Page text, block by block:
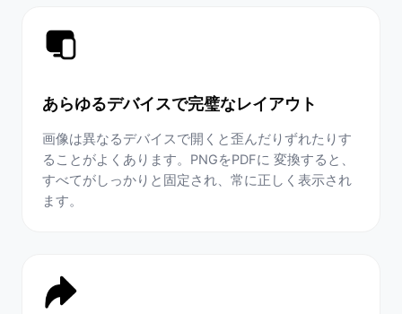
あらゆるデバイスで完璧なレイアウト
画像は異なるデバイスで開くと歪んだりずれたりす
ることがよくあります。PNGをPDFに 変換すると、
すべてがしっかりと固定され、常に正しく表示され
ます。